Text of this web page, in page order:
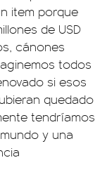
item porque
de USD
cánones
todos
si esos
quedado
tendríamos
y una